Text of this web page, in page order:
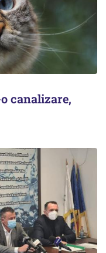
canalizare,